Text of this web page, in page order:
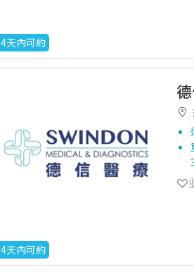
4天內可約
4天內可約